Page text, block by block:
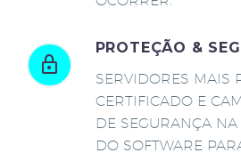
PROTEÇÃO &
SERVIDORES MAIS
CERTIFICADO E
DE SEGURANÇA
DO SOFTWARE